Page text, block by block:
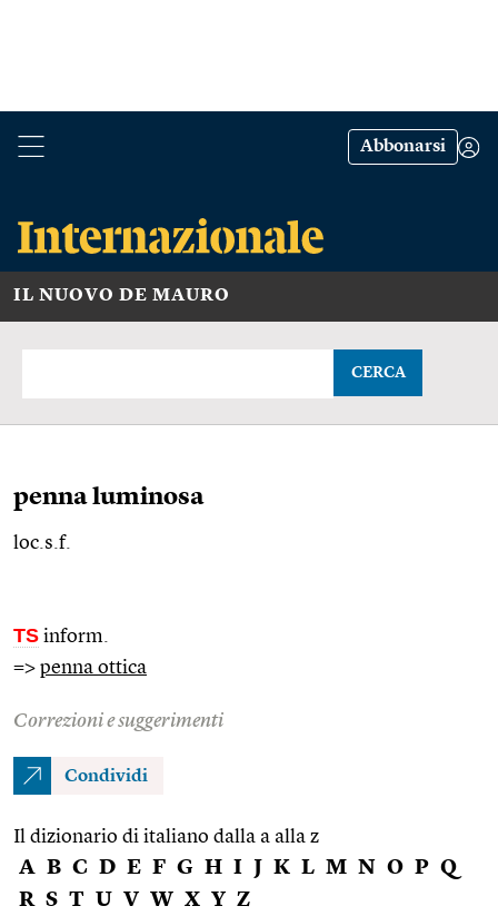
Abbonarsi
IL NUOVO DE MAURO
CERCA
penna luminosa
loc.s.f.
TS inform.
=> penna ottica
Correzioni e suggerimenti
Condividi
Il dizionario di italiano dalla a alla z
A B C D E F G H I J K L M N O P Q
R S T U V W X Y Z